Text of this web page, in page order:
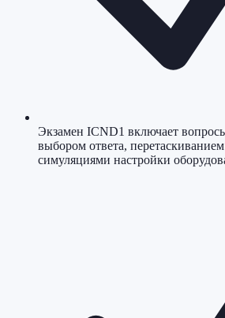
Экзамен ICND1 включает
выбором ответа,
симуляциями настройки